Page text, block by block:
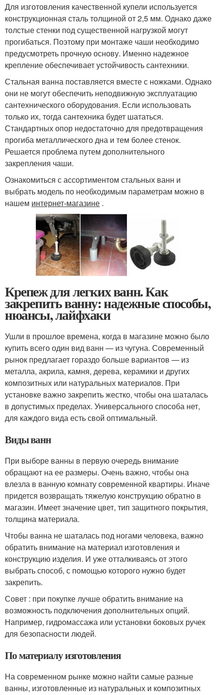
Для изготовления качественной купели используется
конструкционная сталь толщиной от 2,5 мм. Однако даже
толстые стенки под существенной нагрузкой могут
прогибаться. Поэтому при монтаже чаши необходимо
предусмотреть прочную основу. Именно надежное
крепление обеспечивает устойчивость сантехники.
Стальная ванна поставляется вместе с ножками. Однако
они не могут обеспечить неподвижную эксплуатацию
сантехнического оборудования. Если использовать
только их, тогда сантехника будет шататься.
Стандартных опор недостаточно для предотвращения
прогиба металлического дна и тем более стенок.
Решается проблема путем дополнительного
закрепления чаши.
Ознакомиться с ассортиментом стальных ванн и
выбрать модель по необходимым параметрам можно в
нашем интернет-магазине .
Крепеж для легких ванн. Как
закрепить ванну: надежные способы,
нюансы, лайфхаки
Ушли в прошлое времена, когда в магазине можно было
купить всего один вид ванн — из чугуна. Современный
рынок предлагает гораздо больше вариантов — из
металла, акрила, камня, дерева, керамики и других
композитных или натуральных материалов. При
установке важно закрепить жестко, чтобы она шаталась
в допустимых пределах. Универсального способа нет,
для каждого вида есть свой оптимальный.
Виды ванн
При выборе ванны в первую очередь внимание
обращают на ее размеры. Очень важно, чтобы она
влезла в ванную комнату современной квартиры. Иначе
придется возвращать тяжелую конструкцию обратно в
магазин. Имеет значение цвет, тип защитного покрытия,
толщина материала.
Чтобы ванна не шаталась под ногами человека, важно
обратить внимание на материал изготовления и
конструкцию изделия. И уже отталкиваясь от этого
выбрать способ, с помощью которого нужно будет
закрепить.
Совет : при покупке лучше обратить внимание на
возможность подключения дополнительных опций.
Например, гидромассажа или установки боковых ручек
для безопасности людей.
По материалу изготовления
На современном рынке можно найти самые разные
ванны, изготовленные из натуральных и композитных